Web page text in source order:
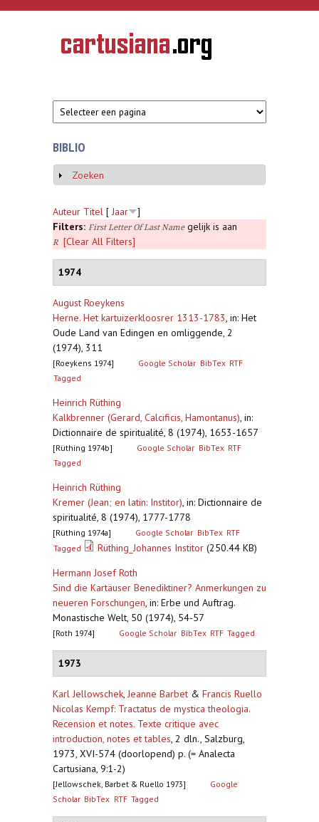
Overslaan en naar de inhoud gaan
CARTUSIANA
Geschiedenis
van de
BIBLIO
Weergeven
Zoeken
Auteur Titel [ Jaar
]
Filters: First Letter Of Last Namegelijk is aan
R [Clear All Filters]
1974
August Roeykens
Herne. Het kartuizerkloosrer 1313-1783, in: Het
Oude Land van Edingen en omliggende, 2
(1974), 311
[Roeykens 1974] Google Scholar BibTex RTF
Tagged
Heinrich Rüthing
Kalkbrenner (Gerard, Calcificis, Hamontanus), in:
Dictionnaire de spiritualité, 8 (1974), 1653-1657
[Rüthing 1974b] Google Scholar BibTex RTF
Tagged
Heinrich Rüthing
Kremer (Jean; en latin: Institor), in: Dictionnaire de
spiritualité, 8 (1974), 1777-1778
[Rüthing 1974a] Google Scholar BibTex RTF
Tagged
Rüthing_Johannes Institor (250.44 KB)
Hermann Josef Roth
Sind die Kartäuser Benediktiner? Anmerkungen zu
neueren Forschungen, in: Erbe und Auftrag.
Monastische Welt, 50 (1974), 54-57
[Roth 1974] Google Scholar BibTex RTF Tagged
1973
Karl Jellowschek, Jeanne Barbet & Francis Ruello
Nicolas Kempf: Tractatus de mystica theologia.
Recension et notes. Texte critique avec
introduction, notes et tables, 2 dln., Salzburg,
1973, XVI-574 (doorlopend) p. (= Analecta
Cartusiana, 9:1-2)
[Jellowschek, Barbet & Ruello 1973]
Google
Scholar BibTex RTF Tagged